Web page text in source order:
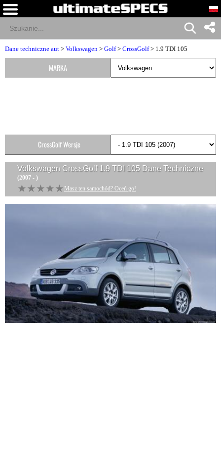
Dane techniczne aut > Volkswagen > Golf> CrossGolf> 1.9 TDI 105
Volkswagen CrossGolf 1.9 TDI 105 Dane Techniczne
(2007 - )
★★★★★
★★★★★ Masz ten samochód? Oceń go!
MARKA
CrossGolf Wersje